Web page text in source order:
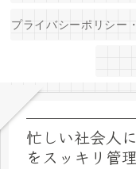
忙しい社会人
をスッキリ管